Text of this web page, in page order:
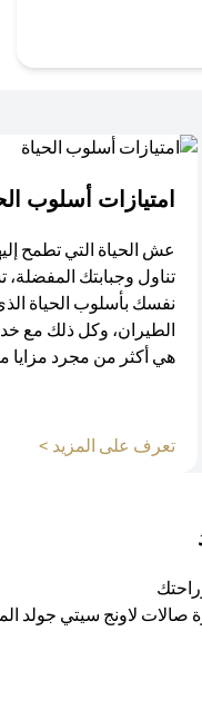
امتيازات أسلوب
عش الحياة التي تطمح
تناول وجبابتك
نفسك بأسلوب الحياة
الطيران، وكل ذلك مع
هي أكثر من مجرد مزايا
تعرف على المزيد >
صالات لاونج سيتي جولد